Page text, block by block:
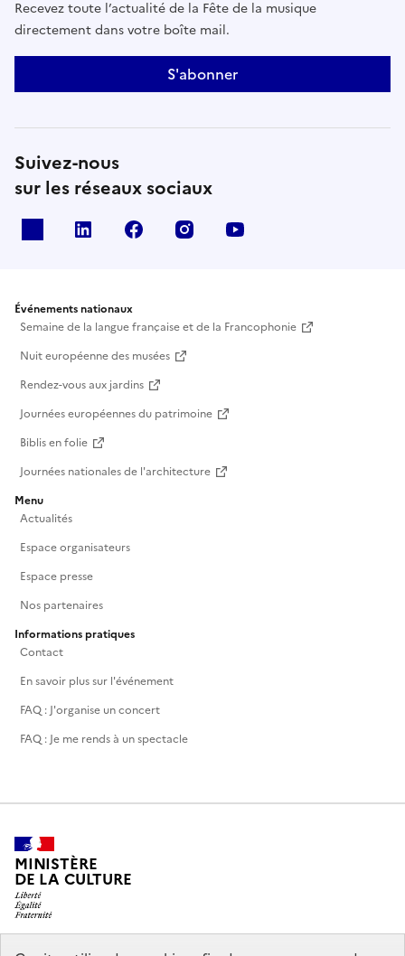
Recevez toute l’actualité de la Fête de la musique
directement dans votre boîte mail.
S'abonner
Suivez-nous
sur les réseaux sociaux
Linkedin Facebook Instagram
Événements nationaux
Semaine de la langue française et de la Francophonie
Nuit européenne des musées
Rendez-vous aux jardins
Journées européennes du patrimoine
Biblis en folie
Journées nationales de l'architecture
Menu
Actualités
Espace organisateurs
Espace presse
Nos partenaires
Informations pratiques
Contact
En savoir plus sur l'événement
FAQ : J'organise un concert
FAQ : Je me rends à un spectacle
MINISTÈRE
DE LA CULTURE